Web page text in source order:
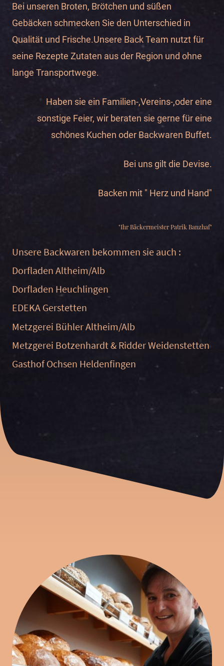
Bei unseren Broten, Brötchen und süßen
Gebäcken schmecken Sie den Unterschied in
Qualität und Frische.​Unsere Back Team nutzt für
seine Rezepte Zutaten aus der Region und ohne
lange Transportwege.
Haben sie ein Familien-,Vereins-,oder eine
sonstige Feier, wir beraten sie gerne für eine
schönes Kuchen oder Backwaren Buffet.
Bei uns gilt die Devise.
Backen mit " Herz und Hand"
"Ihr Bäckermeister Patrik Banzhaf"
Unsere Backwaren bekommen sie auch :
Dorfladen Altheim/Alb
Dorfladen Heuchlingen
EDEKA Gerstetten
Metzgerei Bühler Altheim/Alb
Metzgerei Botzenhardt & Ridder Weidenstetten
Gasthof Ochsen Heldenfingen